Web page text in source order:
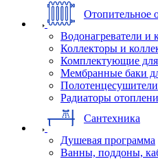
Отопительное
Водонагреватели и
Коллекторы и
Комплектующие
Мембранные баки
Радиаторы
Сантехника
Душевая программа
Ванны, поддоны,